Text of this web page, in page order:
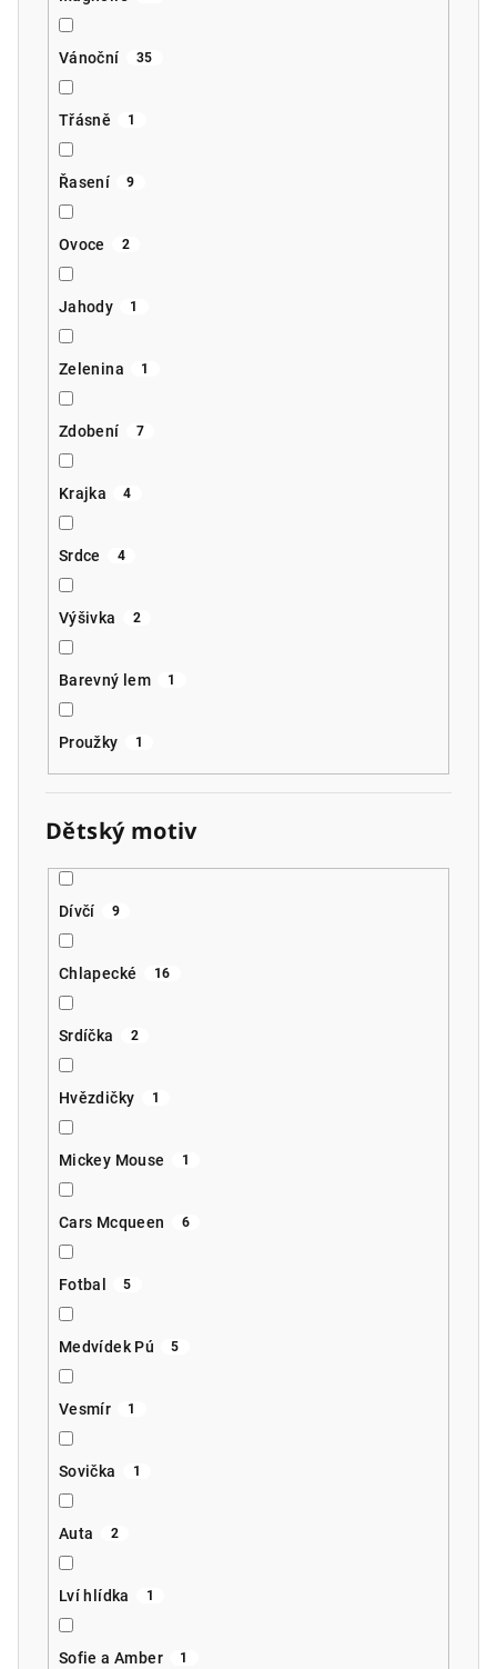
Vánoční 35
Třásně 1
Řasení 9
Ovoce 2
Jahody 1
Zelenina 1
Zdobení 7
Krajka 4
Srdce 4
Výšivka 2
Barevný lem 1
Proužky 1
Dětský motiv
Dívčí 9
Chlapecké 16
Srdíčka 2
Hvězdičky 1
Mickey Mouse 1
Cars Mcqueen 6
Fotbal 5
Medvídek Pú 5
Vesmír 1
Sovička 1
Auta 2
Lví hlídka 1
Sofie a Amber 1